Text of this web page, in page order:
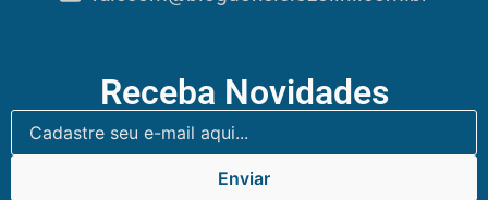
Receba Novidades
Enviar